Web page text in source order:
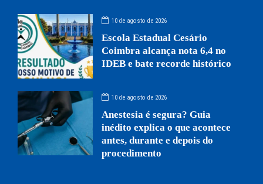
10 de agosto de 2026
Escola Estadual Cesário
Coimbra alcança nota 6,4 no
IDEB e bate recorde histórico
10 de agosto de 2026
Anestesia é segura? Guia
inédito explica o que acontece
antes, durante e depois do
procedimento